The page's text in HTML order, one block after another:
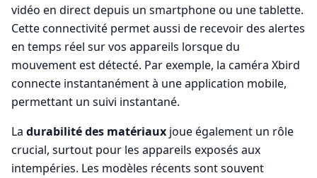
vidéo en direct depuis un smartphone ou une tablette.
Cette connectivité permet aussi de recevoir des alertes
en temps réel sur vos appareils lorsque du
mouvement est détecté. Par exemple, la caméra Xbird
connecte instantanément à une application mobile,
permettant un suivi instantané.
La durabilité des matériaux joue également un rôle
crucial, surtout pour les appareils exposés aux
intempéries. Les modèles récents sont souvent